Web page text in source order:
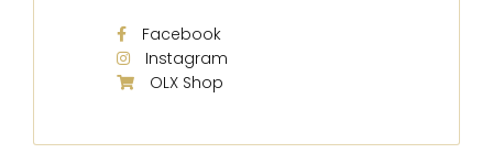
Facebook
Instagram
OLX Shop